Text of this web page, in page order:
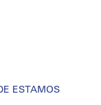
ESTAMOS